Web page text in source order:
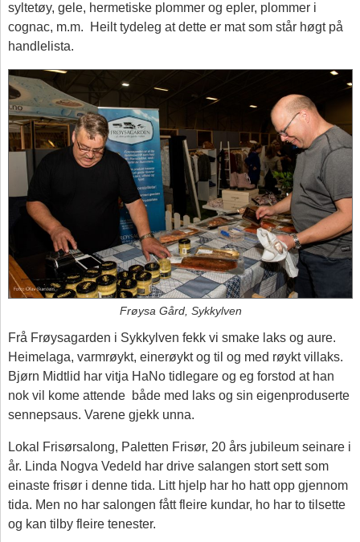
syltetøy, gele, hermetiske plommer og epler, plommer i
cognac, m.m. Heilt tydeleg at dette er mat som står høgt på
handlelista.
Frøysa Gård, Sykkylven
Frå Frøysagarden i Sykkylven fekk vi smake laks og aure.
Heimelaga, varmrøykt, einerøykt og til og med røykt villaks.
Bjørn Midtlid har vitja HaNo tidlegare og eg forstod at han
nok vil kome attende både med laks og sin eigenproduserte
sennepsaus. Varene gjekk unna.
Lokal Frisørsalong, Paletten Frisør, 20 års jubileum seinare i
år. Linda Nogva Vedeld har drive salangen stort sett som
einaste frisør i denne tida. Litt hjelp har ho hatt opp gjennom
tida. Men no har salongen fått fleire kundar, ho har to tilsette
og kan tilby fleire tenester.